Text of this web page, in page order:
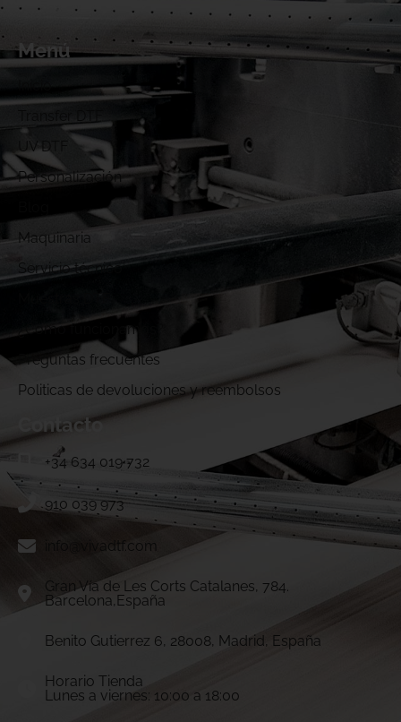
Menú
UV DTF
Personalización
Maquinaria
Servicio técnico
¿Cómo funcionamos?
Preguntas frecuentes
Politicas de devoluciones y reembolsos
Contacto
+34 634 019 732
910 039 973
info@vivadtf.com
Gran Vía de Les Corts Catalanes, 784.
Barcelona,España
Benito Gutierrez 6, 28008, Madrid, España
Horario Tienda
Lunes a viernes: 10:00 a 18:00